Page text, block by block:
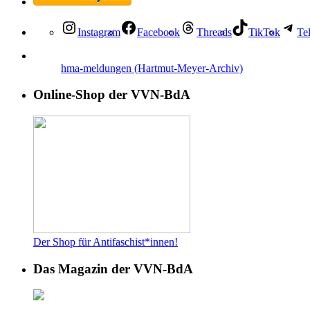
Instagram Facebook Threads TikTok
hma-meldungen (Hartmut-Meyer-Archiv)
Online-Shop der VVN-BdA
Der Shop für Antifaschist*innen!
Das Magazin der VVN-BdA